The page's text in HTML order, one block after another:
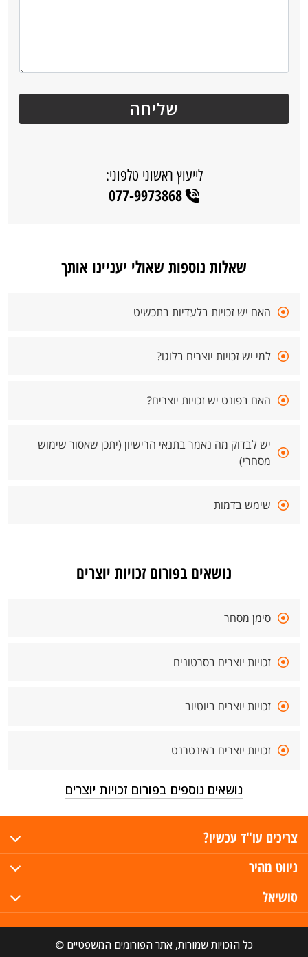
לייעוץ ראשוני טלפוני:
077-9973868
שאלות נוספות שאולי יעניינו אותך
האם יש זכויות בלעדיות בתכשיט
למי יש זכויות יוצרים בלוגו?
האם בפונט יש זכויות יוצרים?
יש לבדוק מה נאמר בתנאי הרישיון (יתכן שאסור שימוש
מסחרי)
שימש בדמות
נושאים בפורום זכויות יוצרים
סימן מסחר
זכויות יוצרים בסרטונים
זכויות יוצרים ביוטיוב
זכויות יוצרים באינטרנט
נושאים נוספים בפורום זכויות יוצרים
צריכים עו"ד עכשיו?
ניווט מהיר
סושיאל
כל הזכויות שמורות, אתר הפורומים המשפטיים ©